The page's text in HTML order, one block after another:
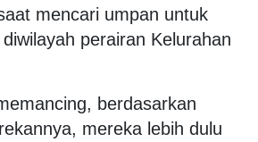
mencari umpan untuk
perairan Kelurahan
berdasarkan
mereka lebih dulu